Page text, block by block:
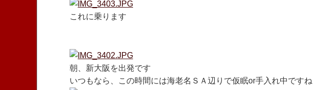
これに乗ります
朝、新大阪を出発です
いつもなら、この時間には海老名ＳＡ辺りで仮眠or手入れ中ですね